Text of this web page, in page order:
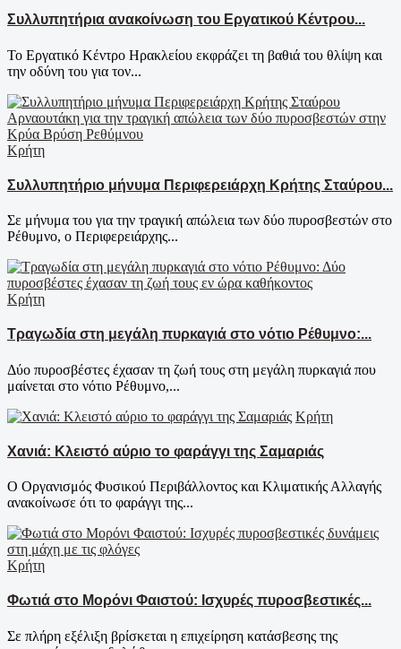
Συλλυπητήρια ανακοίνωση του Εργατικού Κέντρου...
Το Εργατικό Κέντρο Ηρακλείου εκφράζει τη βαθιά του θλίψη και
την οδύνη του για τον...
Κρήτη
Συλλυπητήριο μήνυμα Περιφερειάρχη Κρήτης Σταύρου...
Σε μήνυμα του για την τραγική απώλεια των δύο πυροσβεστών στο
Ρέθυμνο, ο Περιφερειάρχης...
Κρήτη
Τραγωδία στη μεγάλη πυρκαγιά στο νότιο Ρέθυμνο:...
Δύο πυροσβέστες έχασαν τη ζωή τους στη μεγάλη πυρκαγιά που
μαίνεται στο νότιο Ρέθυμνο,...
Κρήτη
Χανιά: Κλειστό αύριο το φαράγγι της Σαμαριάς
Ο Οργανισμός Φυσικού Περιβάλλοντος και Κλιματικής Αλλαγής
ανακοίνωσε ότι το φαράγγι της...
Κρήτη
Φωτιά στο Μορόνι Φαιστού: Ισχυρές πυροσβεστικές...
Σε πλήρη εξέλιξη βρίσκεται η επιχείρηση κατάσβεσης της